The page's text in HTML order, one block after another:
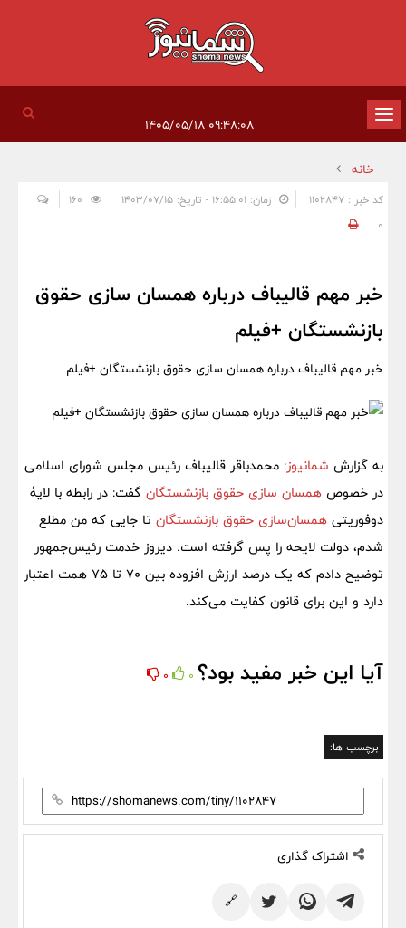
تغییر
وضعیت
ناوبری
۰۹:۴۸:۰۸ ۱۴۰۵/۰۵/۱۸
خانه
کد خبر : 1102847 زمان: ۱۶:۵۵:۰۱ - تاریخ: ۱۴۰۳/۰۷/۱۵
0
خبر مهم قالیباف درباره همسان سازی حقوق
بازنشستگان +فیلم
خبر مهم قالیباف درباره همسان سازی حقوق بازنشستگان +فیلم
به گزارش شمانیوز: محمدباقر قالیباف رئیس مجلس شورای اسلامی
در خصوص همسان سازی حقوق بازنشستگان گفت: در رابطه‌ با لایۀ
دوفوریتی همسان‌سازی حقوق بازنشستگان تا جایی که من مطلع
شدم، دولت لایحه را پس گرفته است. دیروز خدمت رئیس‌جمهور
توضیح دادم که یک درصد ارزش افزوده بین ۷۰ تا ۷۵ همت اعتبار
دارد و این برای قانون کفایت می‌کند.
آیا این خبر مفید بود؟ 0
0
برچسب ها:
اشتراک گذاری
🔗